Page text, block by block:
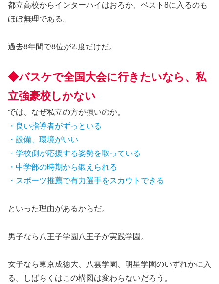
都立高校からインターハイはおろか、ベスト8に入るのも
ほぼ無理である。
過去8年間で8位が2.度だけだ。
◆バスケで全国大会に行きたいなら、私
立強豪校しかない
では、なぜ私立の方が強いのか。
・良い指導者がずっといる
・設備、環境がいい
・学校側が応援する姿勢を取っている
・中学部の時期から鍛えられる
・スポーツ推薦で有力選手をスカウトできる
といった理由があるからだ。
男子なら八王子学園八王子か実践学園。
女子なら東京成徳大、八雲学園、明星学園のいずれかに入
る。しばらくはこの構図は変わらないだろう。